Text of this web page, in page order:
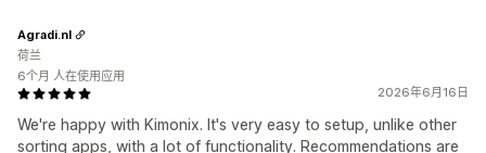
2026年6月16日
We're happy with Kimonix. It's very easy to setup, unlike other
sorting apps, with a lot of functionality. Recommendations are
Agradi.nl
荷兰
6个月 人在使用应用